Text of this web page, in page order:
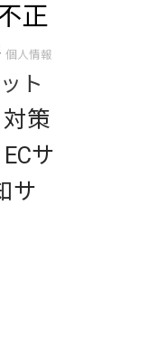
正
個人情報
ト
対策
ECサ
サ